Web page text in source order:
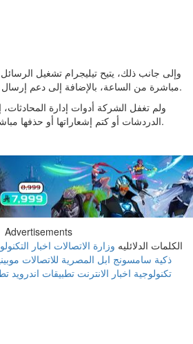
وإلى جانب ذلك، يتيح تيليجرام تشغيل الرسائل
مباشرة من الساعة، بالإضافة إلى دعم إرسال الملصقات داخل المحادثات.
ولم تغفل الشركة أدوات إدارة
الدردشات أو كتم إشعاراتها أو حذفها مباشرة من خلال الساعة الذكية.
Advertisements
الكلمات الدلائليه وزارة الاتصالات اخبار
ذكية سامسونج ابل المصرية للاتصالات
تكنولوجية اخبار الانترنت تطبيقات اندرويد